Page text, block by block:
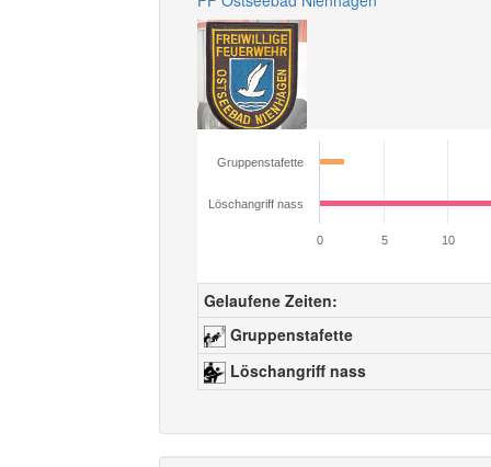
Gruppenstafette
Löschangriff nass
0 5 10
Gelaufene Zeiten:
Gruppenstafette
Löschangriff nass